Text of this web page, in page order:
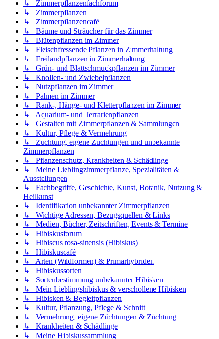
↳ Zimmerpflanzenfachforum
↳ Zimmerpflanzen
↳ Zimmerpflanzencafé
↳ Bäume und Sträucher für das Zimmer
↳ Blütenpflanzen im Zimmer
↳ Fleischfressende Pflanzen in Zimmerhaltung
↳ Freilandpflanzen in Zimmerhaltung
↳ Grün- und Blattschmuckpflanzen im Zimmer
↳ Knollen- und Zwiebelpflanzen
↳ Nutzpflanzen im Zimmer
↳ Palmen im Zimmer
↳ Rank-, Hänge- und Kletterpflanzen im Zimmer
↳ Aquarium- und Terrarienpflanzen
↳ Gestalten mit Zimmerpflanzen & Sammlungen
↳ Kultur, Pflege & Vermehrung
↳ Züchtung, eigene Züchtungen und unbekannte
Zimmerpflanzen
↳ Pflanzenschutz, Krankheiten & Schädlinge
↳ Meine Lieblingzimmerpflanze, Spezialitäten &
Ausstellungen
↳ Fachbegriffe, Geschichte, Kunst, Botanik, Nutzung &
Heilkunst
↳ Identifikation unbekannter Zimmerpflanzen
↳ Wichtige Adressen, Bezugsquellen & Links
↳ Medien, Bücher, Zeitschriften, Events & Termine
↳ Hibiskusforum
↳ Hibiscus rosa-sinensis (Hibiskus)
↳ Hibiskuscafé
↳ Arten (Wildformen) & Primärhybriden
↳ Hibiskussorten
↳ Sortenbestimmung unbekannter Hibisken
↳ Mein Lieblingshibiskus & verschollene Hibisken
↳ Hibisken & Begleitpflanzen
↳ Kultur, Pflanzung, Pflege & Schnitt
↳ Vermehrung, eigene Züchtungen & Züchtung
↳ Krankheiten & Schädlinge
↳ Meine Hibiskussammlung